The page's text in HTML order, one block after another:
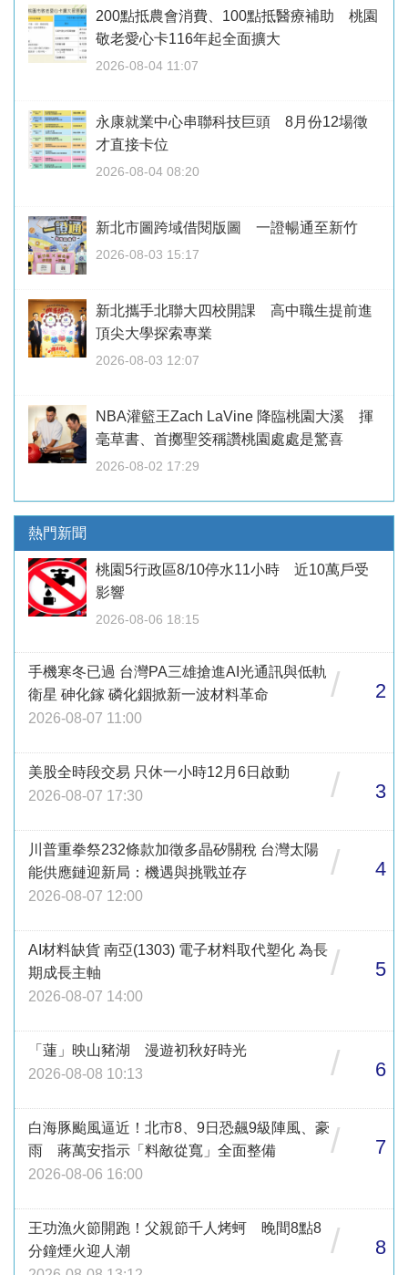
200點抵農會消費、100點抵醫療補助 桃園
敬老愛心卡116年起全面擴大
2026-08-04 11:07
永康就業中心串聯科技巨頭 8月份12場徵
才直接卡位
2026-08-04 08:20
新北市圖跨域借閱版圖 一證暢通至新竹
2026-08-03 15:17
新北攜手北聯大四校開課 高中職生提前進
頂尖大學探索專業
2026-08-03 12:07
NBA灌籃王Zach LaVine 降臨桃園大溪 揮
毫草書、首擲聖筊稱讚桃園處處是驚喜
2026-08-02 17:29
熱門新聞
桃園5行政區8/10停水11小時 近10萬戶受
影響
2026-08-06 18:15
手機寒冬已過 台灣PA三雄搶進AI光通訊與低軌
衛星 砷化鎵 磷化銦掀新一波材料革命
2026-08-07 11:00
/ 2
美股全時段交易 只休一小時12月6日啟動
2026-08-07 17:30
/ 3
川普重拳祭232條款加徵多晶矽關稅 台灣太陽
能供應鏈迎新局：機遇與挑戰並存
2026-08-07 12:00
/ 4
AI材料缺貨 南亞(1303) 電子材料取代塑化 為長
期成長主軸
2026-08-07 14:00
/ 5
「蓮」映山豬湖 漫遊初秋好時光
2026-08-08 10:13
/ 6
白海豚颱風逼近！北市8、9日恐飆9級陣風、豪
雨 蔣萬安指示「料敵從寬」全面整備
2026-08-06 16:00
/ 7
王功漁火節開跑！父親節千人烤蚵 晚間8點8
分鐘煙火迎人潮
/ 8